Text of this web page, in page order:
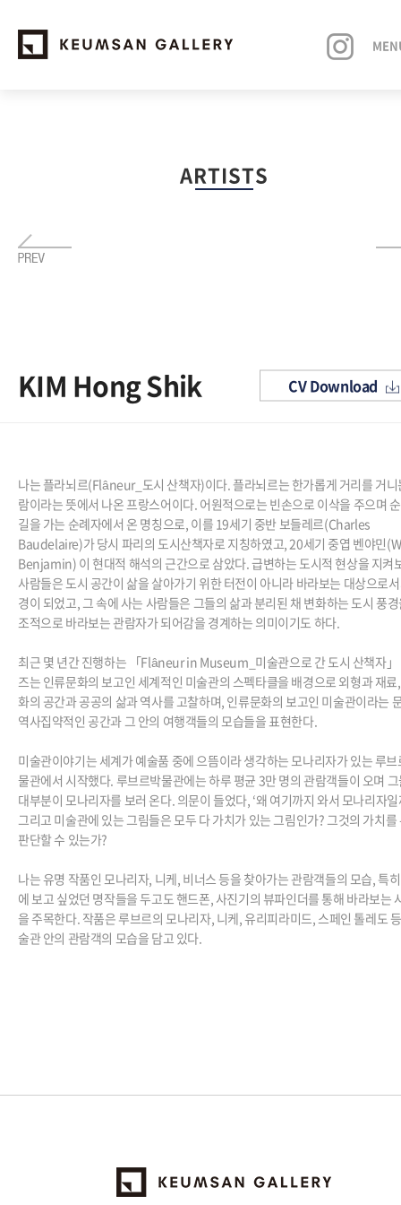
ARTISTS
KIM Hong Shik CV Download
나는 플라뇌르(Flâneur_ 도시 산책자)이다. 플라뇌르는 한가롭게 거리를 거니
람이라는 뜻에서 나온 프랑스어이다. 어원적으로는 빈손으로 이삭을 주으며
길을 가는 순례자에서 온 명칭으로, 이를 19세기 중반 보들레르(Charles
Baudelaire)가 당시 파리의 도시산책자로 지칭하였고, 20세기 중엽 벤야민
Benjamin) 이 현대적 해석의 근간으로 삼았다.급변하는 도시적 현상을 지켜
사람들은 도시 공간이 삶을 살아가기 위한 터전이 아니라 바라보는 대상으로
경이 되었고,그 속에 사는 사람들은 그들의 삶과 분리된 채 변화하는 도시 풍
조적으로 바라보는 관람자가 되어감을 경계하는 의미이기도 하다.
최근 몇 년간 진행하는 「Flâneur in Museum_ 미술관으로 간 도시 산책자
즈는 인류문화의 보고인 세계적인 미술관의 스펙타클을 배경으로 외형과 재료
화의 공간과 공공의 삶과 역사를 고찰하며, 인류문화의 보고인 미술관이라는
역사집약적인 공간과 그 안의 여행객들의 모습들을 표현한다.
미술관이야기는 세계가 예술품 중에 으뜸이라 생각하는 모나리자가 있는 루
물관에서 시작했다. 루브르박물관에는 하루 평균 3만 명의 관람객들이 오며
대부분이 모나리자를 보러 온다. 의문이 들었다, ‘왜 여기까지 와서 모나리자
그리고 미술관에 있는 그림들은 모두 다 가치가 있는 그림인가?그것의 가치를
판단할 수 있는가?
나는 유명 작품인 모나리자, 니케, 비너스 등을 찾아가는 관람객들의 모습, 특
에 보고 싶었던 명작들을 두고도 핸드폰, 사진기의 뷰파인더를 통해 바라보는
을 주목한다. 작품은 루브르의 모나리자, 니케,유리피라미드,스페인 톨레도
술관 안의 관람객의 모습을 담고 있다.